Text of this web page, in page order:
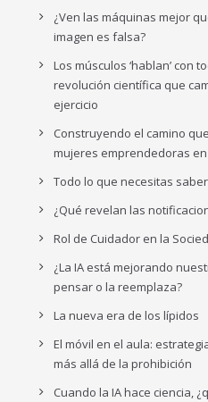
¿Ven las máquinas mejor
imagen es falsa?
Los músculos ‘hablan’ con
revolución científica que
ejercicio
Construyendo el camino
mujeres emprendedoras
Todo lo que necesitas
¿Qué revelan las
Rol de Cuidador en la
¿La IA está mejorando
pensar o la reemplaza?
La nueva era de los lípidos
El móvil en el aula:
más allá de la prohibición
Cuando la IA hace ciencia,